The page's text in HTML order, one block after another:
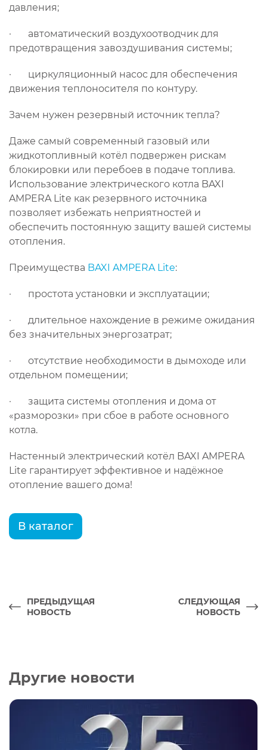
давления;
· автоматический воздухоотводчик для
предотвращения завоздушивания системы;
· циркуляционный насос для обеспечения
движения теплоносителя по контуру.
Зачем нужен резервный источник тепла?
Даже самый современный газовый или
жидкотопливный котёл подвержен рискам
блокировки или перебоев в подаче топлива.
Использование электрического котла BAXI
AMPERA Lite как резервного источника
позволяет избежать неприятностей и
обеспечить постоянную защиту вашей системы
отопления.
Преимущества BAXI AMPERA Lite:
· простота установки и эксплуатации;
· длительное нахождение в режиме ожидания
без значительных энергозатрат;
· отсутствие необходимости в дымоходе или
отдельном помещении;
· защита системы отопления и дома от
«разморозки» при сбое в работе основного
котла.
Настенный электрический котёл BAXI AMPERA
Lite гарантирует эффективное и надёжное
отопление вашего дома!
В каталог
ПРЕДЫДУЩАЯ
НОВОСТЬ
СЛЕДУЮЩАЯ
НОВОСТЬ
Другие новости